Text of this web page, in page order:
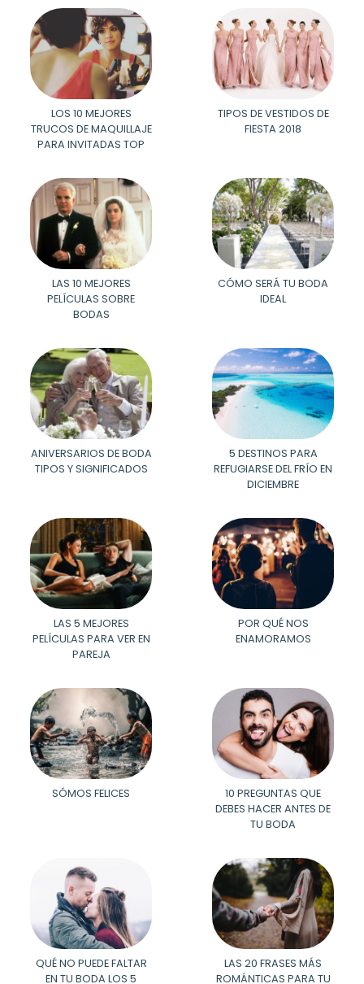
LOS 10 MEJORES
TRUCOS DE MAQUILLAJE
PARA INVITADAS TOP
TIPOS DE VESTIDOS DE
FIESTA 2018
LAS 10 MEJORES
PELÍCULAS SOBRE
BODAS
CÓMO SERÁ TU BODA
IDEAL
ANIVERSARIOS DE BODA
TIPOS Y SIGNIFICADOS
5 DESTINOS PARA
REFUGIARSE DEL FRÍO EN
DICIEMBRE
LAS 5 MEJORES
PELÍCULAS PARA VER EN
PAREJA
POR QUÉ NOS
ENAMORAMOS
SÓMOS FELICES
10 PREGUNTAS QUE
DEBES HACER ANTES DE
TU BODA
QUÉ NO PUEDE FALTAR
EN TU BODA LOS 5
LAS 20 FRASES MÁS
ROMÁNTICAS PARA TU